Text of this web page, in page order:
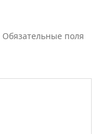
Обязательные поля